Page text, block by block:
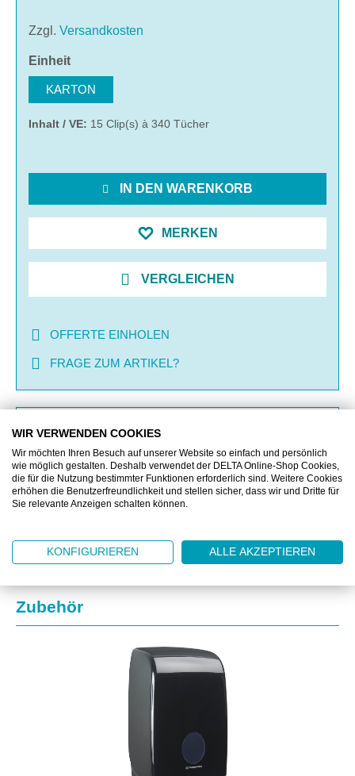
Zzgl. Versandkosten
Einheitauswählen
KARTON
Inhalt / VE: 15 Clip(s) à 340 Tücher
IN DEN WARENKORB
MERKEN
VERGLEICHEN
OFFERTE EINHOLEN
FRAGE ZUM ARTIKEL?
BESCHREIBUNG
ZUSATZINFORMATIONEN
DOWNLOAD
Produktgalerie überspringen
Zubehör
WIR VERWENDEN COOKIES
Wir möchten Ihren Besuch auf unserer Website so einfach und persönlich
wie möglich gestalten. Deshalb verwendet der DELTA Online-Shop Cookies,
die für die Nutzung bestimmter Funktionen erforderlich sind. Weitere Cookies
erhöhen die Benutzerfreundlichkeit und stellen sicher, dass wir und Dritte für
Sie relevante Anzeigen schalten können.
KONFIGURIEREN ALLE AKZEPTIEREN